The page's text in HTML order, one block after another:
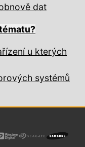
dat
u kterých
systémů